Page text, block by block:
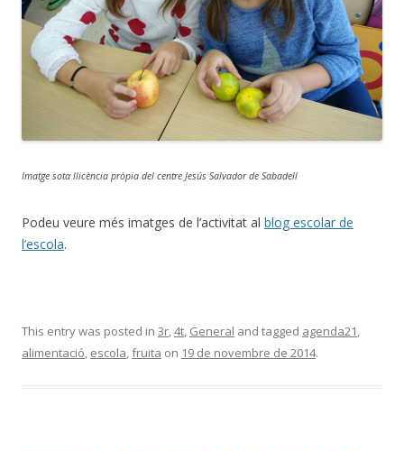
Imatge sota llicència pròpia del centre Jesús Salvador de Sabadell
Podeu veure més imatges de l’activitat al blog escolar de
l’escola.
This entry was posted in 3r,4t, General and tagged agenda21,
alimentació, escola,fruita on 19 de novembre de 2014.